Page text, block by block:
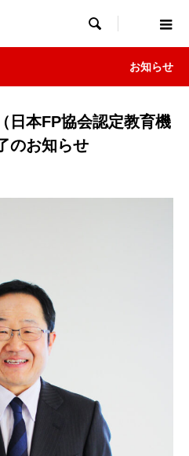

お知らせ
日本FP協会認定教育機
のお知らせ